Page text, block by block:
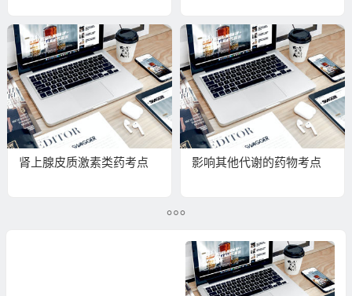
肾上腺皮质激素类药考点 影响其他代谢的药物考点